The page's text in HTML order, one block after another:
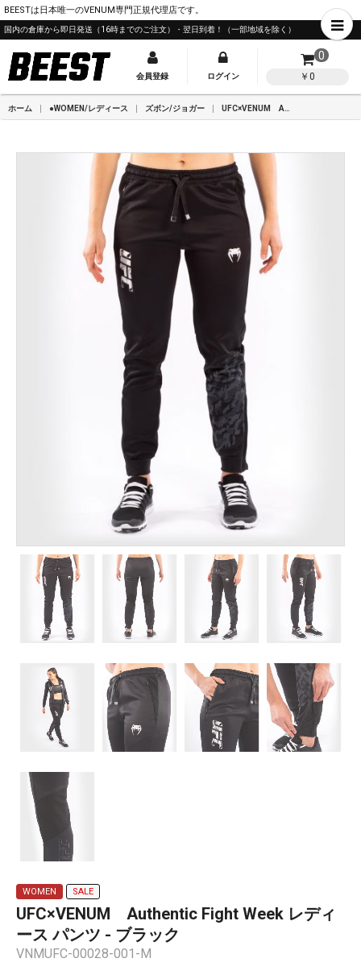
BEESTは日本唯一のVENUM専門正規代理店です。
国内の倉庫から即日発送（16時までのご注文）・翌日到着！（一部地域を除く）
会員登録 ログイン
0
￥0
ホーム ●WOMEN/レディース ズボン/ジョガー
WOMEN SALE
UFC×VENUM Authentic Fight Week レディ
ース パンツ - ブラック
VNMUFC-00028-001-M